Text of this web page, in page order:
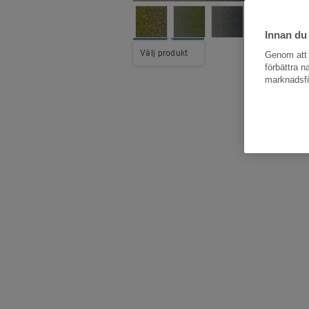
Välj produkt Hela
Innan
Genom
förbättra